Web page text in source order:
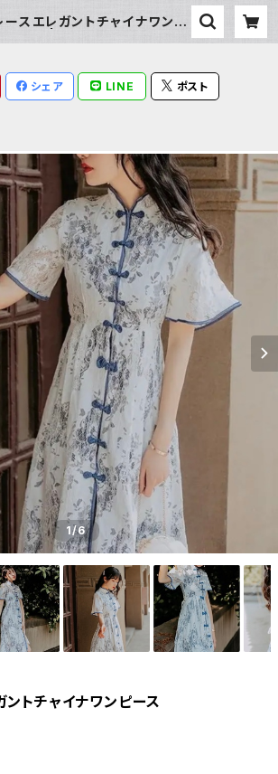
ースエレガントチャイナワンピ
シェア LINE ポスト
1/6
トチャイナワンピース